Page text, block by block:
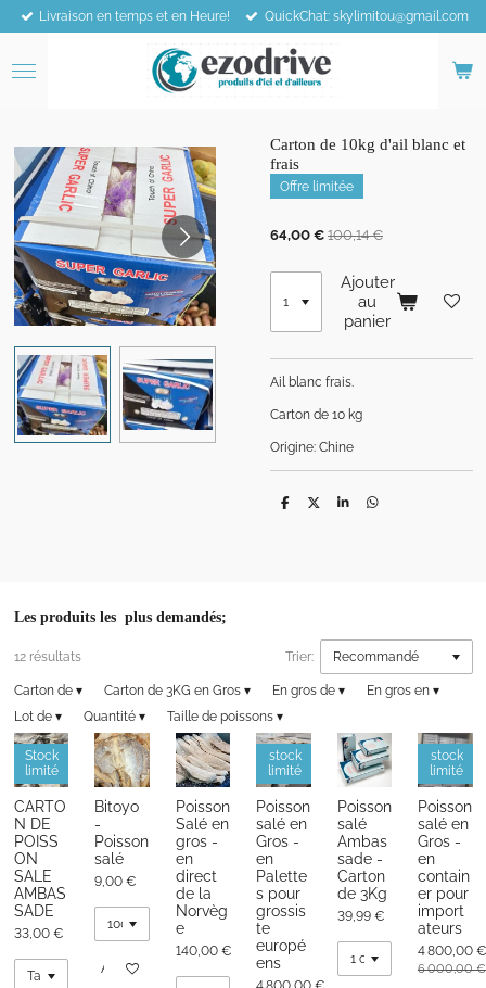
Passer
principal
Livraison en temps et en Heure! QuickChat: skylimitou@gmail.com
Carton de 10kg d'ail blanc et
frais
Offre limitée
64,00 € 100,14 €
Ajouter
au
panier
Ail blanc frais.
Carton de 10 kg
Origine: Chine
P
P
P
P
Les produits les plus demandés;
12 résultats Trier:
Carton de ▾ Carton de 3KG en Gros ▾ En gros de ▾ En gros en ▾
Lot de ▾ Quantité ▾ Taille de poissons ▾
Stock
limité
CARTO
N DE
POISS
ON
SALE
AMBAS
SADE
33,00 €
Bitoyo
-
Poisson
salé
9,00 €
Ajouter au panier
Poisson
Salé en
gros -
en
direct
de la
Norvèg
e
140,00 €
stock
limité
Poisson
salé en
Gros -
en
Palette
s pour
grossis
te
europé
ens
Poisson
salé
Ambas
sade -
Carton
de 3Kg
39,99 €
stock
limité
Poisson
salé en
Gros -
en
contain
er pour
import
ateurs
4 800,00 €
6 000,00 €